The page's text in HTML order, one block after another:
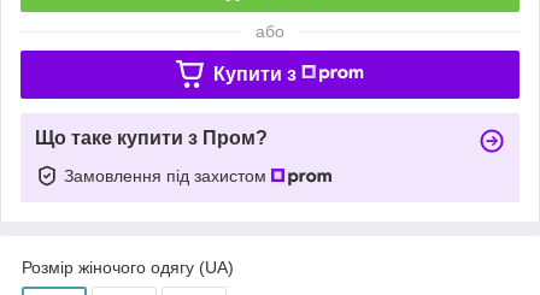
або
Купити з
Що таке купити з Пром?
Замовлення під захистом
Розмір жіночого одягу (UA)